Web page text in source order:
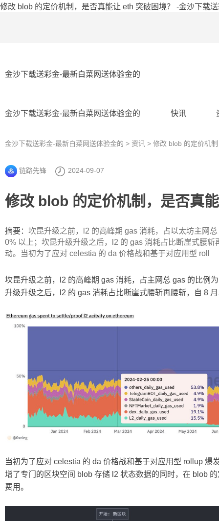
修改 blob 的定价机制，是否真能让 eth 突破困境？ -金沙下载
金沙下载送彩金-最新白菜网送体验金的
金沙下载送彩金-最新白菜网送体验金的 快讯
金沙下载送彩金-最新白菜网送体验金的 > 资讯 > 修改 blob 的定价机
链路先锋 2024-09-07
修改 blob 的定价机制，是否真
摘要： 坎昆升级之前，l2 的高峰期 gas 消耗，占以太坊主网
0% 以上；坎昆升级升级之后，l2 的 gas 消耗占比断崖式腰
动。当初为了应对 celestia 的 da 价格战和基于对应用型 roll
坎昆升级之前，l2 的高峰期 gas 消耗，占主网总 gas 的比例
升级升级之后，l2 的 gas 消耗占比断崖式腰斩再腰斩，自 8
当初为了应对 celestia 的 da 价格战和基于对应用型 rollup 爆
增了专门的区块空间 blob 存储 l2 状态数据的同时，在 blob
费用。